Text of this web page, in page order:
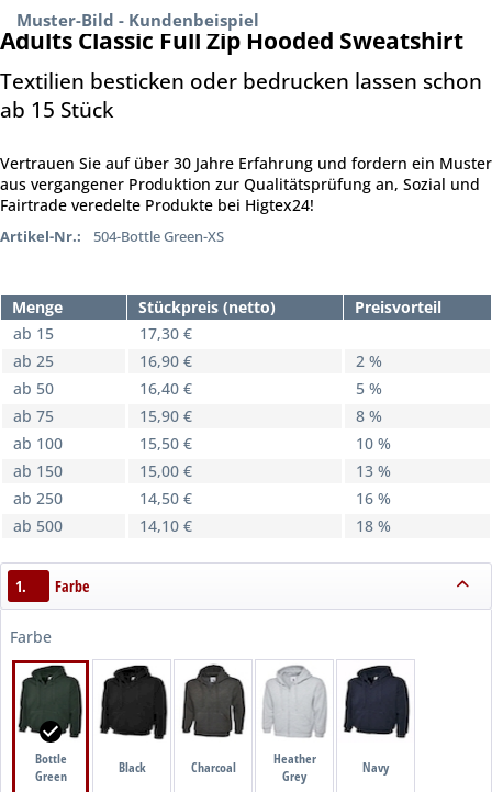
Muster-Bild - Kundenbeispiel
Adults Classic Full Zip Hooded Sweatshirt
Textilien besticken oder bedrucken lassen schon
ab 15 Stück
Vertrauen Sie auf über 30 Jahre Erfahrung und fordern ein Muster
aus vergangener Produktion zur Qualitätsprüfung an, Sozial und
Fairtrade veredelte Produkte bei Higtex24!
Artikel-Nr.: 504-Bottle Green-XS
Menge Stückpreis (netto)
Preisvorteil
ab 15
17,30 €
ab 25
16,90 €
2 %
ab 50
16,40 €
5 %
ab 75
15,90 €
8 %
ab 100
15,50 €
10 %
ab 150
15,00 €
13 %
ab 250
14,50 €
16 %
ab 500
14,10 € 18 %
1. Farbe
Farbe
Bottle
Green
Black Charcoal
Heather
Grey
Navy